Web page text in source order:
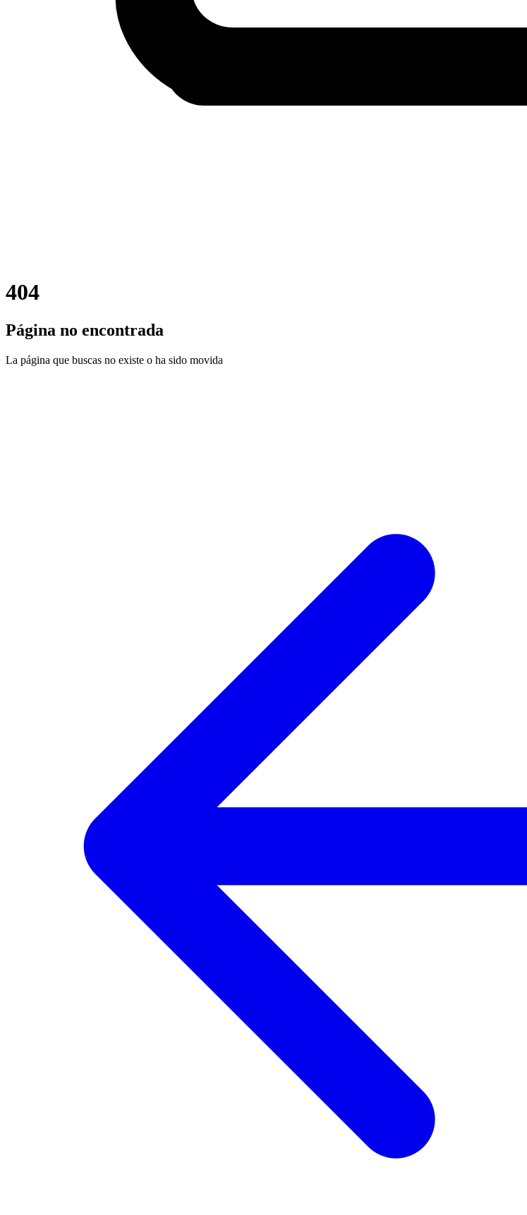
404
Página no encontrada
La página que buscas no existe o ha sido movida